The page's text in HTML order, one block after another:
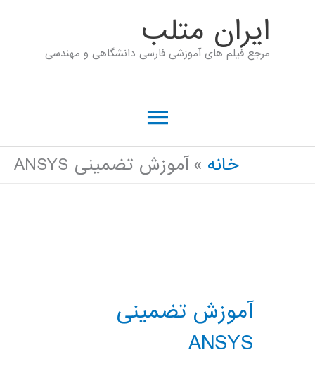
ايران متلب
مرجع فیلم های آموزشی فارسی دانشگاهی و مهندسی
فهرست
اصلی
خانه آموزش تضمینی ANSYS
آموزش تضمینی
ANSYS